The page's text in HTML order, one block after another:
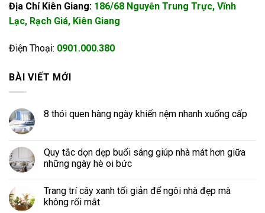
Địa Chỉ Kiên Giang: 186/68 Nguyễn Trung Trực, Vĩnh
Lạc, Rạch Giá, Kiên Giang
Điện Thoại: 0901.000.380
BÀI VIẾT MỚI
8 thói quen hàng ngày khiến nệm nhanh xuống cấp
Quy tắc dọn dẹp buổi sáng giúp nhà mát hơn giữa
những ngày hè oi bức
Trang trí cây xanh tối giản để ngôi nhà đẹp mà
không rối mắt